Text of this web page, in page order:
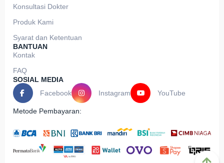
Konsultasi Dokter
Produk Kami
Syarat dan Ketentuan
BANTUAN
Kontak
FAQ
SOSIAL MEDIA
Facebook
Instagram YouTube
Metode Pembayaran: